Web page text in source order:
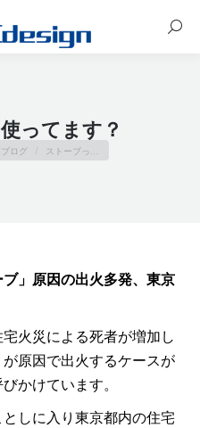
ってます？
ログ ストーブっ…
」原因の出火多発、東京
火災による死者が増加し
原因で出火するケースが
かけています。
しに入り東京都内の住宅